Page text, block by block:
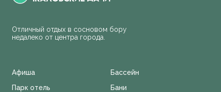
Отличный отдых в сосновом бору
недалеко от центра города.
Афиша
Парк отель
Бассейн
Бани